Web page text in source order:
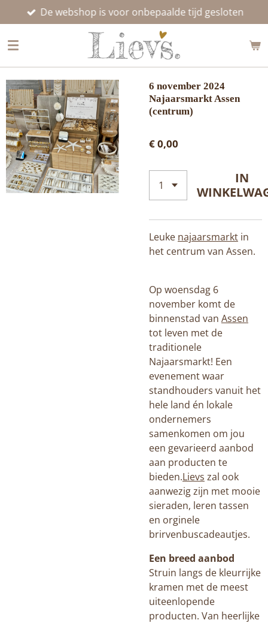
direct
naar
hoofdinhoud
De webshop is voor onbepaalde tijd gesloten
6 november 2024
Najaarsmarkt Assen
(centrum)
€ 0,00
IN
Leuke najaarsmarkt in
het centrum van Assen.
Op woensdag 6
november komt de
binnenstad van Assen
tot leven met de
traditionele
Najaarsmarkt! Een
evenement waar
standhouders vanuit het
hele land én lokale
ondernemers
samenkomen om jou
een gevarieerd aanbod
aan producten te
bieden.Lievs zal ook
aanwezig zijn met mooie
sieraden, leren tassen
en orginele
brirvenbuscadeautjes.
Een breed aanbod
Struin langs de kleurrijke
kramen met de meest
uiteenlopende
producten. Van heerlijke